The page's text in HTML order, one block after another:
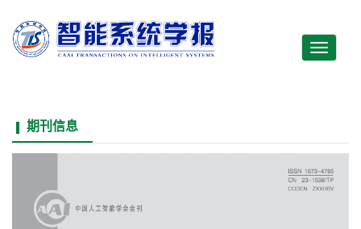
Toggle
期刊信息